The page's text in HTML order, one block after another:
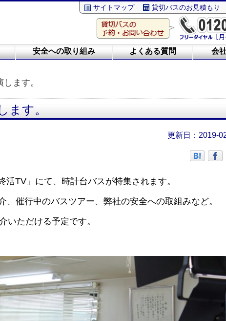
貸切バスのお見積もり
サイトマップ
安全への取り組み よくある質問 会
ます。
ます。
2019-
TV」にて、時計台バスが特集されます。
催行中のバスツアー、弊社の安全への取組みなど。
いただける予定です。